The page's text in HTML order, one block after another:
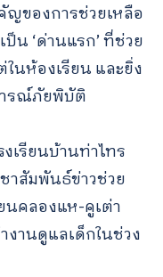
ของการช่วยเหลือ
น ‘ด่านแรก’ ที่ช่วย
นห้องเรียน และยิ่ง
รณ์ภัยพิบัติ
เรียนบ้านท่าไทร
าสัมพันธ์ข่าวช่วย
นคลองแห-คูเต่า
านดูแลเด็กในช่วง